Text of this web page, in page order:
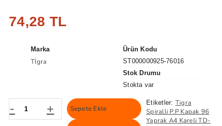
74,28 TL
Marka
Tİgra
Ürün Kodu
ST000000925-76016
Stok Drumu
Stokta var
- + Sepete Ekle
Etiketler: Tigra
Spiralli P.P Kapak 96
Yaprak A4 Kareli TD-